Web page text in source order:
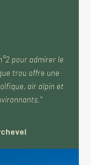
pour admirer le
trou offre une
air alpin et